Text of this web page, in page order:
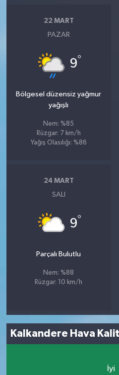
22 MART
PAZAR
9°
Bölgesel düzensiz yağmur
yağışlı
Nem: %85
Rüzgar: 7 km/h
Yağış Olasılığı: %86
24 MART
SALI
9°
Parçalı Bulutlu
Nem: %88
Rüzgar: 10 km/h
Kalkandere Hava
İyi